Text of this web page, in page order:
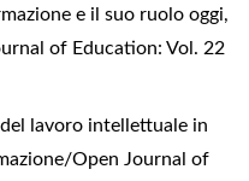
e il suo ruolo oggi,
of Education: Vol. 22
lavoro intellettuale in
Open Journal of